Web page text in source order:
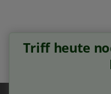
Triff heute